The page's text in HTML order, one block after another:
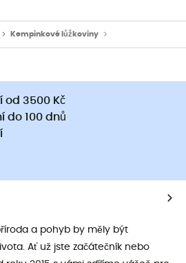
Kempinkové lůžkoviny
od 3500 Kč
do 100 dnů
a pohyb by měly být
Ať už jste začátečník nebo